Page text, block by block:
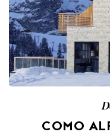
COMO